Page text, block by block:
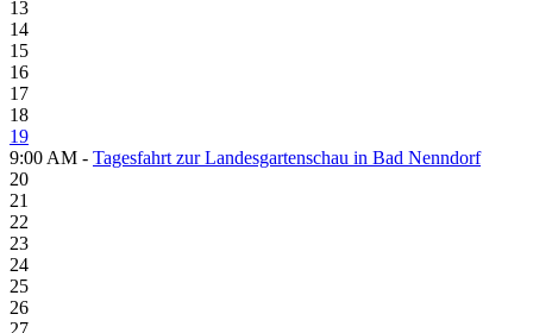
13
14
15
16
17
18
19
9:00 AM - Tagesfahrt zur Landesgartenschau in Bad Nenndorf
20
21
22
23
24
25
26
27